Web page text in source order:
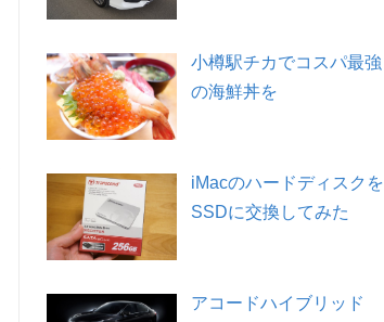
小樽駅チカでコスパ最強
の海鮮丼を
iMacのハードディスクを
SSDに交換してみた
アコードハイブリッド